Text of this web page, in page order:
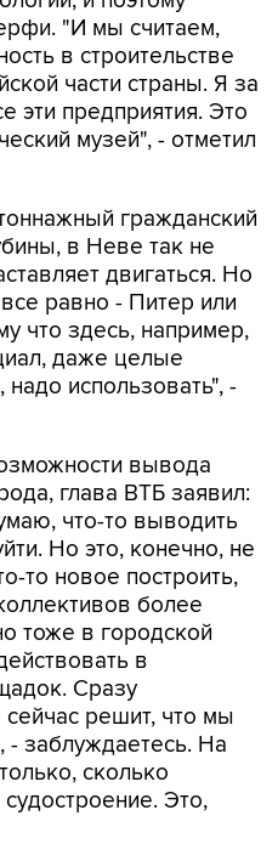
"И мы считаем,
в строительстве
части страны. Я за
эти предприятия. Это
музей", - отметил
гражданский
в Неве так не
двигаться. Но
равно - Питер или
что здесь, например,
даже целые
надо использовать", -
вывода
глава ВТБ заявил:
что-то выводить
Но это, конечно, не
то новое построить,
более
тоже в городской
в
Сразу
решит, что мы
заблуждаетесь. На
сколько
судостроение. Это,